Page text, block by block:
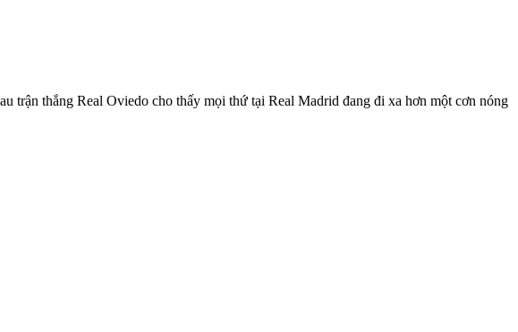
trận thắng Real Oviedo cho thấy mọi thứ tại Real Madrid đang đi xa hơn một cơn nóng